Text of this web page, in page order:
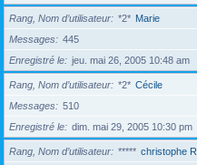
Rang, Nom d’utilisateur *2* Marie
Messages
445
Enregistré le
jeu. mai 26, 2005 10:48 am
Rang, Nom d’utilisateur *2* Cécile
Messages
510
Enregistré le
dim. mai 29, 2005 10:30 pm
Rang, Nom d’utilisateur ***** christophe R